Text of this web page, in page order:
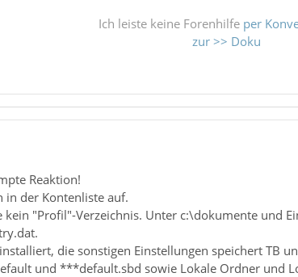
Ich leiste keine Forenhilfe per
zur >> Doku
Reaktion!
in der Kontenliste auf.
kein "Profil"-Verzeichnis. Unter c:\dokumente
die sonstigen Einstellungen speichert TB
und ***default.sbd sowie Lokale Ordner und